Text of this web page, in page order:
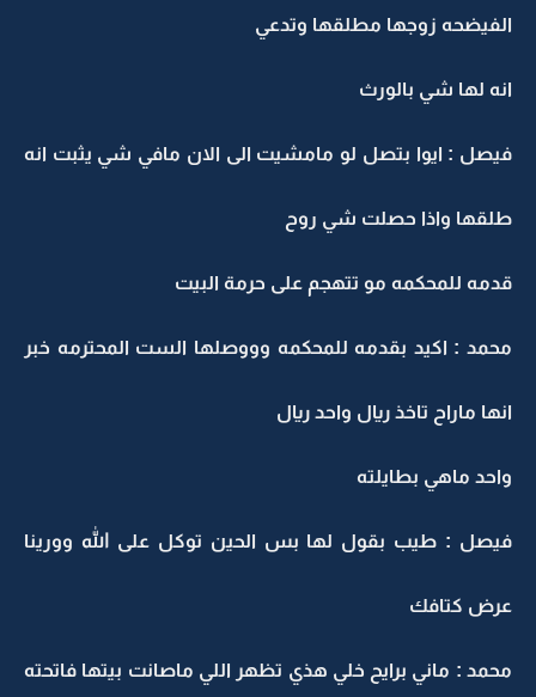
الفيضحه زوجها مطلقها وتدعي
انه لها شي بالورث
فيصل : ايوا بتصل لو مامشيت الى الان مافي شي يثبت انه
طلقها واذا حصلت شي روح
قدمه للمحكمه مو تتهجم على حرمة البيت
محمد : اكيد بقدمه للمحكمه وووصلها الست المحترمه خبر
انها ماراح تاخذ ريال واحد ريال
واحد ماهي بطايلته
فيصل : طيب بقول لها بس الحين توكل على الله وورينا
عرض كتافك
محمد : ماني برايح خلي هذي تظهر اللي ماصانت بيتها فاتحته